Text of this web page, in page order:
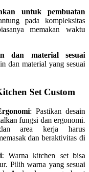
untuk pembuatan
pada kompleksitas
memakan waktu
dan material sesuai
dan material yang sesuai
Set Custom
: Pastikan desain
fungsi dan ergonomi.
dan area kerja harus
dan beraktivitas di
: Warna kitchen set bisa
Pilih warna yang sesuai